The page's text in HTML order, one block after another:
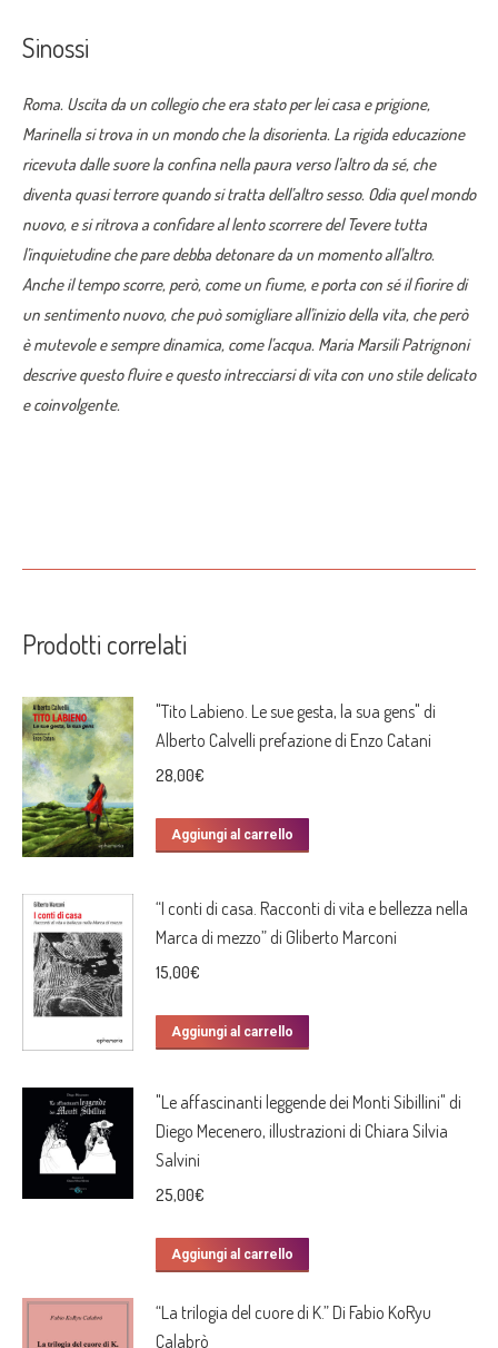
Sinossi
Roma. Uscita da un collegio che era stato per lei casa e prigione,
Marinella si trova in un mondo che la disorienta. La rigida educazione
ricevuta dalle suore la confina nella paura verso l’altro da sé, che
diventa quasi terrore quando si tratta dell’altro sesso. Odia quel mondo
nuovo, e si ritrova a confidare al lento scorrere del Tevere tutta
l’inquietudine che pare debba detonare da un momento all’altro.
Anche il tempo scorre, però, come un fiume, e porta con sé il fiorire di
un sentimento nuovo, che può somigliare all’inizio della vita, che però
è mutevole e sempre dinamica, come l’acqua. Maria Marsili Patrignoni
descrive questo fluire e questo intrecciarsi di vita con uno stile delicato
e coinvolgente.
Prodotti correlati
"Tito Labieno. Le sue gesta, la sua gens" di
Alberto Calvelli prefazione di Enzo Catani
28,00€
Aggiungi al carrello
“I conti di casa. Racconti di vita e bellezza nella
Marca di mezzo” di Gliberto Marconi
15,00€
Aggiungi al carrello
"Le affascinanti leggende dei Monti Sibillini" di
Diego Mecenero, illustrazioni di Chiara Silvia
Salvini
25,00€
Aggiungi al carrello
“La trilogia del cuore di K.” Di Fabio KoRyu
Calabrò